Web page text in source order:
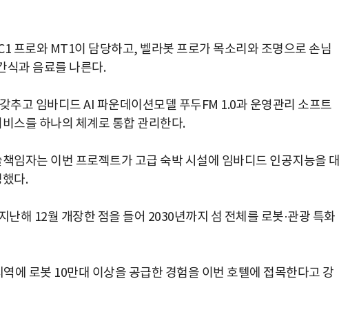
프로와 MT1이 담당하고, 벨라봇 프로가 목소리와 조명으로 손님
식과 음료를 나른다.
추고 임바디드 AI 파운데이션모델 푸두FM 1.0과 운영관리 소프트
스를 하나의 체계로 통합 관리한다.
임자는 이번 프로젝트가 고급 숙박 시설에 임바디드 인공지능을 대
다.
해 12월 개장한 점을 들어 2030년까지 섬 전체를 로봇·관광 특화
에 로봇 10만대 이상을 공급한 경험을 이번 호텔에 접목한다고 강